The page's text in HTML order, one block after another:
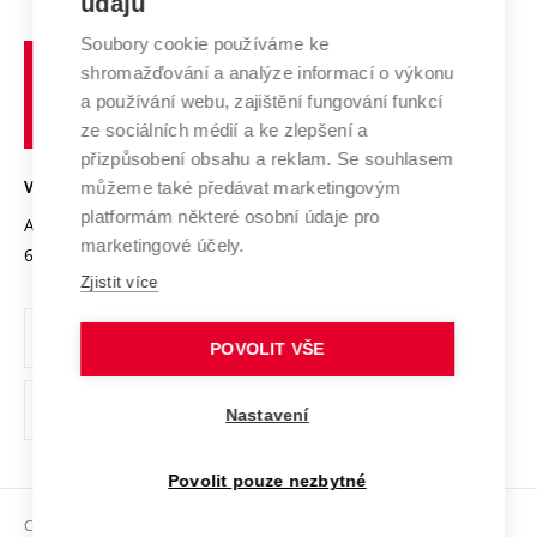
Systém zajišťování kvality výzkumu
Výzkumné infrastruktury
Transfer znalostí
Open Science
Projekty
Projekty ze strukturálních fondů
Specifický výzkum
Spolupráce se školami
Služby univerzity
Mezinárodní dohody
Univerzitní sítě
Profil univerzity
Udržitelná univerzita
Podnikavá univerzita / ContriBUTe
Bezpečná univerzita
Vyznamenání
Organizační struktura
Ochrana osobních údajů
odkaz)
Sociální bezpečí
učení
technické
VYSOKÉ UČENÍ TECHNICKÉ V BRNĚ
Antonínská 548/1
602 00 Brno
www.vut.cz
vut@vutbr.cz
Copyright © 2026 VUT
Soubory cookie používáme ke
shromažďování a analýze informací o výkonu
a používání webu, zajištění fungování funkcí
ze sociálních médií a ke zlepšení a
přizpůsobení obsahu a reklam. Se souhlasem
můžeme také předávat marketingovým
platformám některé osobní údaje pro
marketingové účely.
Zjistit více
POVOLIT VŠE
Nastavení
Povolit pouze nezbytné